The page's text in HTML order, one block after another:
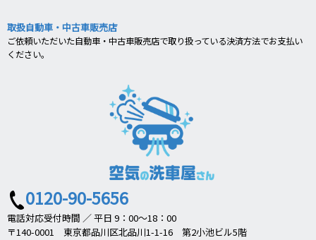
取扱自動車・中古車販売店
ご依頼いただいた自動車・中古車販売店で取り扱っている決済方法でお支払い
ください。
0120-90-5656
電話対応受付時間 ／ 平日 9：00～18：00
〒140-0001 東京都品川区北品川1-1-16 第2小池ビル5階